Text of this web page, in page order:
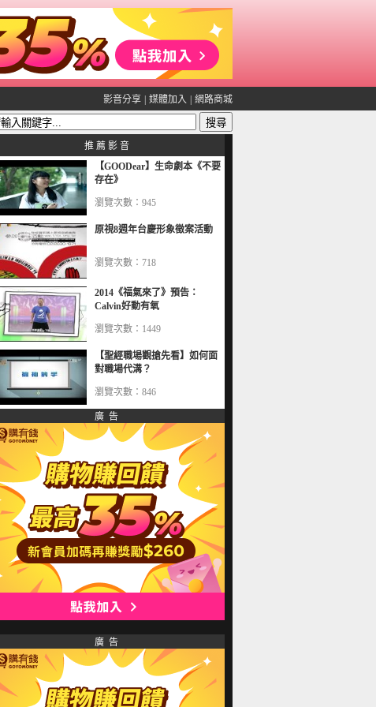
影音分享 媒體加入 網路商城
推 薦 影 音
【GOODear】生命劇本《不要
存在》
瀏覽次數：945
原視8週年台慶形象徵案活動
瀏覽次數：718
2014《福氣來了》預告：
Calvin好動有氧
瀏覽次數：1449
【聖經職場觀搶先看】如何面
對職場代溝？
瀏覽次數：846
廣 告
廣 告